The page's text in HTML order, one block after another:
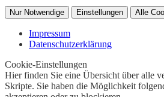
Nur Notwendige Einstellungen Alle
Impressum
Datenschutzerklärung
Cookie-Einstellungen
Hier finden Sie eine Übersicht über alle
Skripte. Sie haben die Möglichkeit